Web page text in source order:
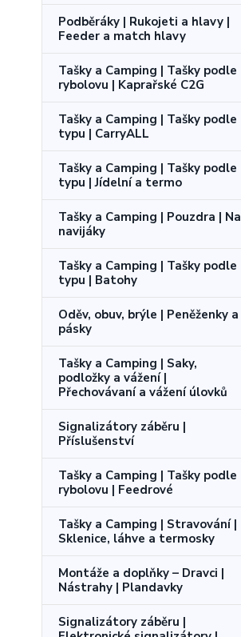
Podběráky | Rukojeti a hlavy |
Feeder a match hlavy
Tašky a Camping | Tašky podle
rybolovu | Kaprařské C2G
Tašky a Camping | Tašky podle
typu | CarryALL
Tašky a Camping | Tašky podle
typu | Jídelní a termo
Tašky a Camping | Pouzdra | Na
navijáky
Tašky a Camping | Tašky podle
typu | Batohy
Oděv, obuv, brýle | Peněženky a
pásky
Tašky a Camping | Saky,
podložky a vážení |
Přechovávaní a vážení úlovků
Signalizátory záběru |
Příslušenství
Tašky a Camping | Tašky podle
rybolovu | Feedrové
Tašky a Camping | Stravování |
Sklenice, láhve a termosky
Montáže a doplňky – Dravci |
Nástrahy | Plandavky
Signalizátory záběru |